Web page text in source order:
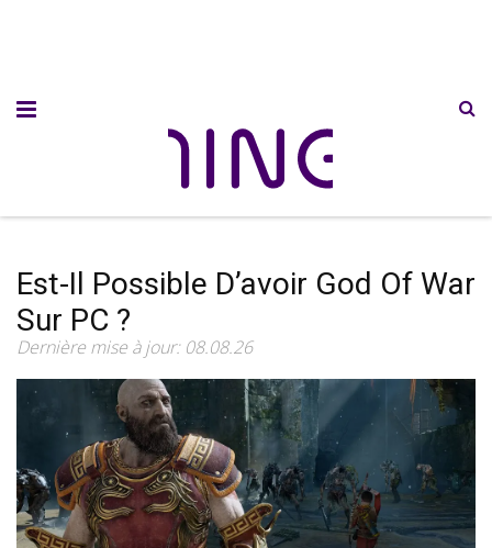
Est-Il Possible D’avoir God Of War
Sur PC ?
Dernière mise à jour: 08.08.26